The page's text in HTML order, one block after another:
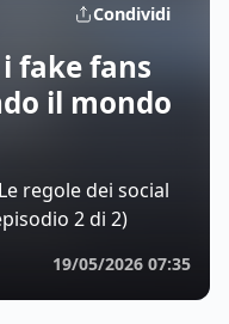
Condividi
fake fans
il mondo
regole dei social
2 di 2)
19/05/2026 07:35